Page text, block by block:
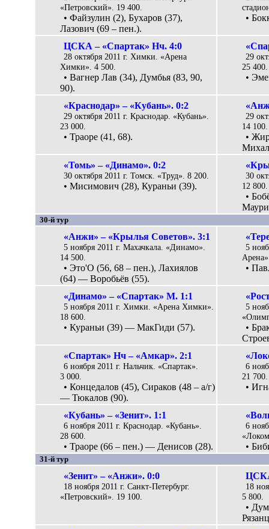
«Петровский». 19 400.
• Файзулин (2), Бухаров (37),
Лазович (69 – пен.).
•
ЦСКА – «Спартак» Нч. 4:0
28 октября 2011 г. Химки. «Арена
Химки». 4 500.
• Вагнер Лав (34), Думбья (83, 90,
90).
29
25 400.
•
«Краснодар» – «Кубань». 0:2
29 октября 2011 г. Краснодар. «Кубань».
23 000.
• Траоре (41, 68).
29
14 100.
•
«Томь» – «Динамо». 0:2
30 октября 2011 г. Томск. «Труд». 8 200.
• Мисимович (28), Кураньи (39).
30
12 800.
•
30-й тур
«Анжи» – «Крылья Советов». 3:1
5 ноября 2011 г. Махачкала. «Динамо».
14 500.
• Это'O (56, 68 – пен.), Лахиялов
(64) — Воробьёв (55).
5
•
«Динамо» – «Спартак» М. 1:1
5 ноября 2011 г. Химки. «Арена Химки».
18 600.
• Кураньи (39) — МакГиди (57).
5
•
«Спартак» Нч – «Амкар». 2:1
6 ноября 2011 г. Нальчик. «Спартак».
3 000.
• Концедалов (45), Сираков (48 – а/г)
— Тюкалов (90).
6
21 700.
•
«Кубань» – «Зенит». 1:1
6 ноября 2011 г. Краснодар. «Кубань».
28 600.
• Траоре (66 – пен.) — Денисов (28).
6
•
31-й тур
«Зенит» – «Анжи». 0:0
18 ноября 2011 г. Санкт-Петербург.
«Петровский». 19 100.
18
5 800.
•